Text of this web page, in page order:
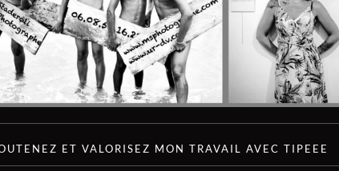
ET VALORISEZ MON TRAVAIL AVEC TIPEEE